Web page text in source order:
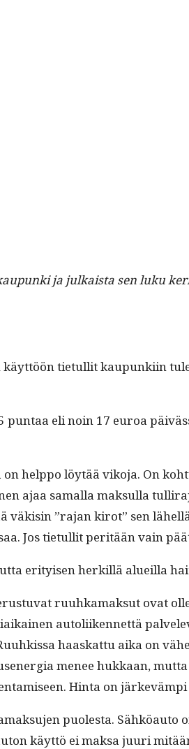
ja julka­ista sen luku
tietul­lit kaupunki­in
pun­taa eli noin 17 euroa
help­po löytää viko­ja. On
ajaa samal­la mak­sul­la
”rajan kirot” sen
Jos tietul­lit per­itään vain
eri­tyisen herkil­lä alueil­la
ruuhka­mak­sut ovat
autoli­iken­net­tä
haaskat­tu aika on
menee hukkaan,
Hin­ta on
puoles­ta. Sähköau­to
käyt­tö ei mak­sa juuri